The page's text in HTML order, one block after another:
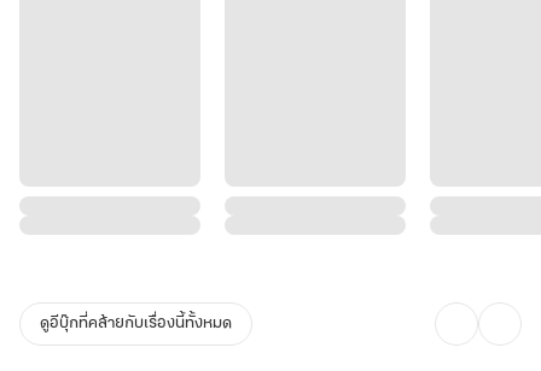
ดูอีบุ๊กที่คล้ายกับเรื่องนี้ทั้งหมด